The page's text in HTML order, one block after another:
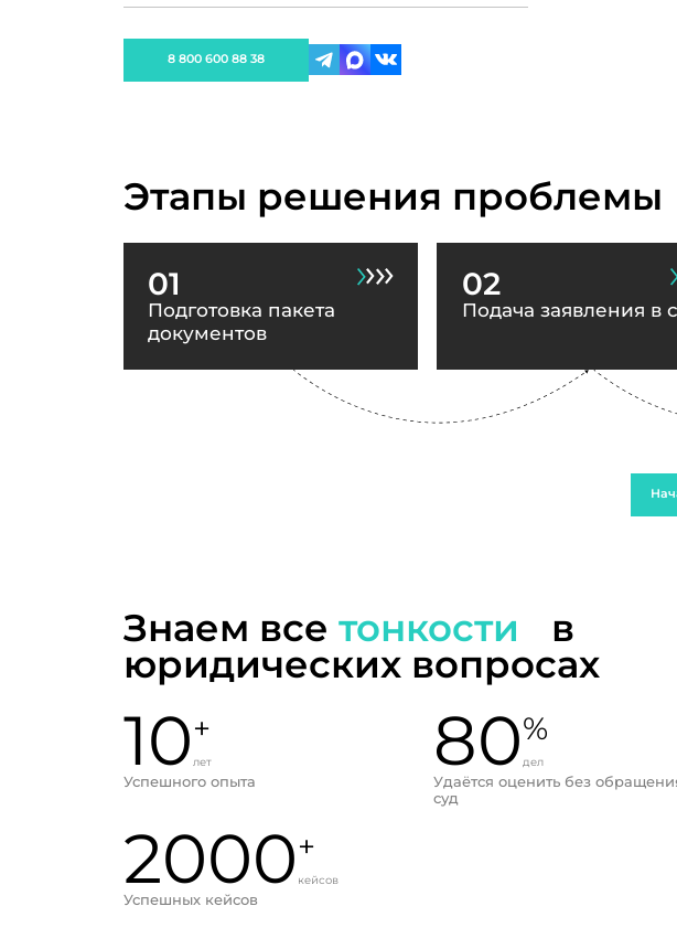
8 800 600 88 38
Этапы решения проблемы
01
Подготовка пакета
документов
02
Подача заявления в
Знаем все тонкости в
юридических вопросах
10+
лет
Успешного опыта
80%
дел
Удаётся оценить без
суд
2000+
кейсов
Успешных кейсов